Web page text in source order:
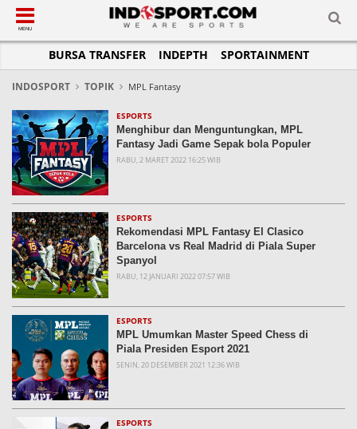
SUB-MENU
SEPAKBOLA
LIGA 1
LIGA 2
LIGA INGGRIS
LIGA ITALIA
LIGA SPANYOL
LIGA CHAMPIONS
LIGA JERMAN
LIGA PRANCIS
LIGA EUROPA
SUB-MENU
SPORTAINMENT
SELEBSPORT
LIFESTYLE
SUB-MENU
OTOMOTIF
MOTOGP
FORMULA 1
OTOMANIA
SUB-MENU
RAKET
MMA
FUTSAL
OLIMPIK
E-SPORT
SUB-MENU
JADWAL
KLASEMEN
SUB-MENU
TOPIK HARI INI
PERATURAN OLAHRAGA
TIPS DAN TRIK
INFOGRAFIS
GALERI FOTO
TEMPAT OLAHRAGA
PASUKAN SEHAT
KOMUNITAS SEHAT
MENU
BURSA TRANSFER INDEPTH SPORTAINMENT
INDOSPORT TOPIK MPL Fantasy
ESPORTS
Menghibur dan Menguntungkan, MPL
Fantasy Jadi Game Sepak bola Populer
RABU, 2 MARET 2022 16:25 WIB
ESPORTS
Rekomendasi MPL Fantasy El Clasico
Barcelona vs Real Madrid di Piala Super
Spanyol
RABU, 12 JANUARI 2022 07:57 WIB
ESPORTS
MPL Umumkan Master Speed Chess di
Piala Presiden Esport 2021
SENIN, 20 DESEMBER 2021 12:36 WIB
ESPORTS